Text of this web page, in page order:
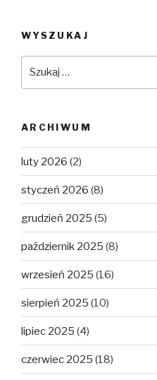
WYSZUKAJ
ARCHIWUM
luty 2026 (2)
styczeń 2026 (8)
grudzień 2025 (5)
październik 2025 (8)
wrzesień 2025 (16)
sierpień 2025 (10)
lipiec 2025 (4)
czerwiec 2025 (18)